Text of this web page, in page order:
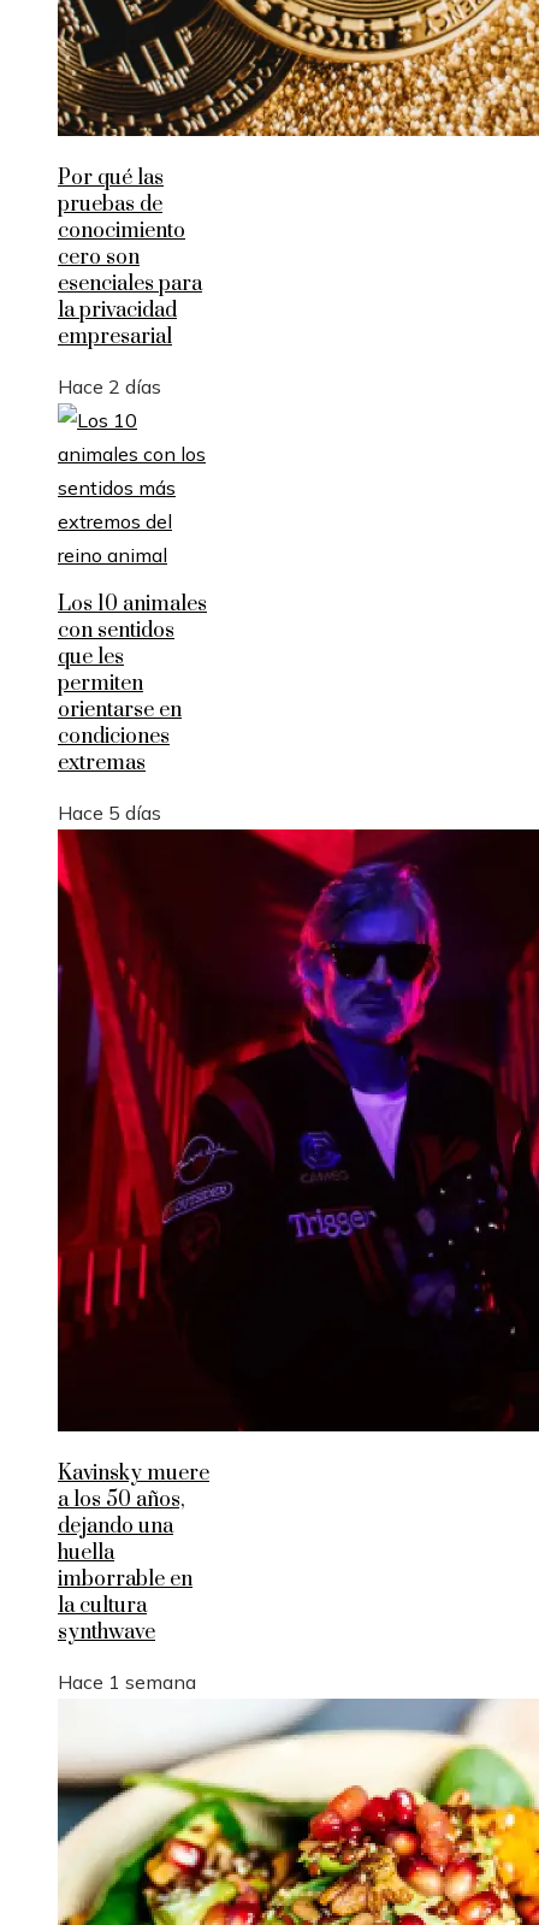
Por qué las
pruebas de
conocimiento
cero son
esenciales para
la privacidad
empresarial
Hace 2 días
Los 10 animales
con sentidos
que les
permiten
orientarse en
condiciones
extremas
Hace 5 días
Kavinsky muere
a los 50 años,
dejando una
huella
imborrable en
la cultura
synthwave
Hace 1 semana